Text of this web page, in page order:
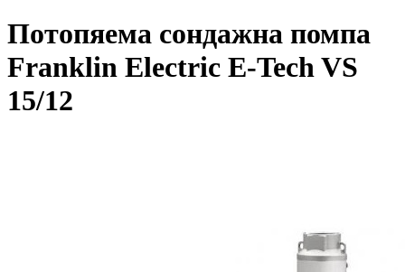
Потопяема сондажна помпа
Franklin Electric E-Tech VS
15/12